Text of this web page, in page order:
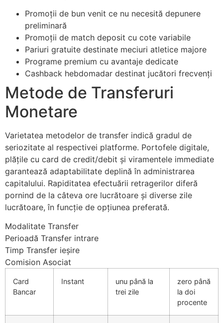
Promoții de bun venit ce nu necesită depunere
preliminară
Promoții de match deposit cu cote variabile
Pariuri gratuite destinate meciuri atletice majore
Programe premium cu avantaje dedicate
Cashback hebdomadar destinat jucători frecvenți
Metode de Transferuri
Monetare
Varietatea metodelor de transfer indică gradul de
seriozitate al respectivei platforme. Portofele digitale,
plățile cu card de credit/debit și viramentele immediate
garantează adaptabilitate deplină în administrarea
capitalului. Rapiditatea efectuării retragerilor diferă
pornind de la câteva ore lucrătoare și diverse zile
lucrătoare, în funcție de opțiunea preferată.
Modalitate Transfer
Perioadă Transfer intrare
Timp Transfer ieșire
Comision Asociat
Card
Bancar
Instant
unu până la
trei zile
zero până
la doi
procente